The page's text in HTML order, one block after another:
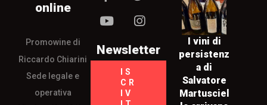
online
Promowine di
Riccardo Chiarini
Sede legale e
operativa
Newsletter
IS
CR
IV
I vini di
persistenz
a di
Salvatore
Martusciel